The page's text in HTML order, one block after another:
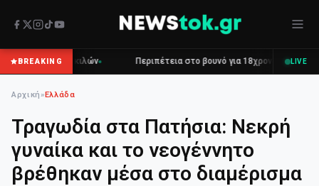
BREAKING
Περιπέτεια στο βουνό για 18χρονο στη Θάσο: Η κλήση στο 112 και ηLIVE
Αρχική »Ελλάδα
Τραγωδία στα Πατήσια: Νεκρή
γυναίκα και το νεογέννητο
βρέθηκαν μέσα στο διαμέρισμα